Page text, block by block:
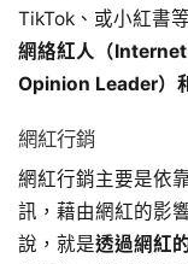
TikTok、或小紅書
網絡紅人（
Opinion Leader）
網紅行銷
網紅行銷主要是依
訊，藉由網紅的影
說，就是透過網紅